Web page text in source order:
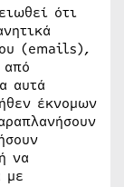
ότι
(emails),
από
αυτά
έκνομων
να
με